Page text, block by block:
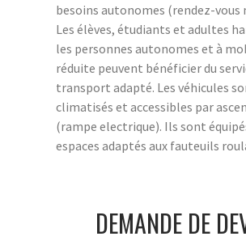
besoins autonomes (rendez-vous
Les élèves, étudiants et adultes
les personnes autonomes et à
réduite peuvent bénéficier du
transport adapté. Les véhicules
climatisés et accessibles par
(rampe electrique). Ils sont
espaces adaptés aux fauteuils
DEMANDE DE